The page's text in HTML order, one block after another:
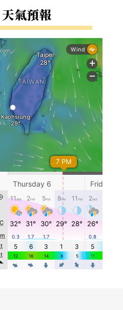
內容
天氣預報